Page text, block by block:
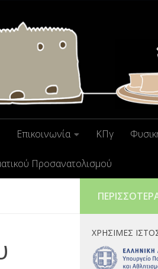
Επικοινωνία ΚΠγ
Προσανατολισμού
ΧΡΉΣΙΜΕΣ